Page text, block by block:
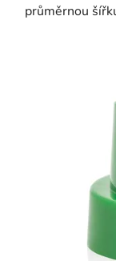
průměrnou